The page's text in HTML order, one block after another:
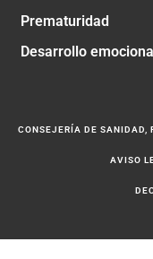
Prematuridad
Desarrollo
CONSEJERÍA DE SANIDAD,
AVISO